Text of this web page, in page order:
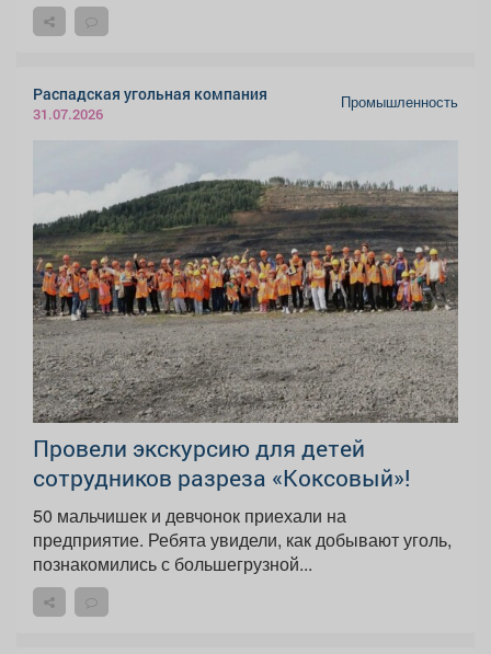
Распадская угольная компания
31.07.2026
Промышленность
Провели экскурсию для детей
сотрудников разреза «Коксовый»!
50 мальчишек и девчонок приехали на
предприятие. Ребята увидели, как добывают уголь,
познакомились с большегрузной...